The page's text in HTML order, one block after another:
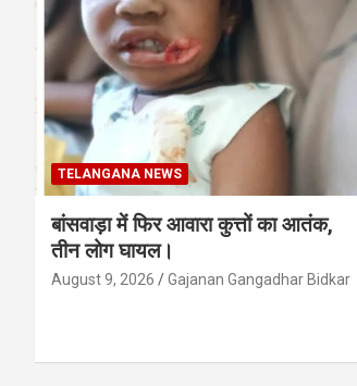
TELANGANA NEWS
बांसवाड़ा में फिर आवारा कुत्तों का आतंक,
तीन लोग घायल।
August 9, 2026 Gajanan Gangadhar Bidkar